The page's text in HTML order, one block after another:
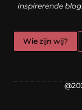
inspirerende
Wie zijn wij?